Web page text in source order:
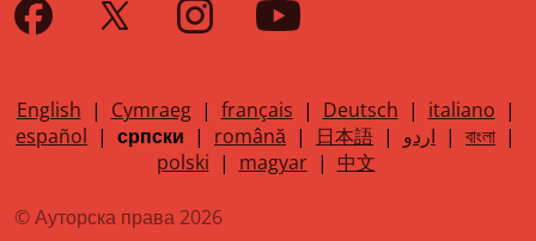
English | Cymraeg| français | Deutsch | italiano |
español | српски | română | 日本語 | اردو | বাংলা |
polski | magyar| 中文
© Ауторска права 2026